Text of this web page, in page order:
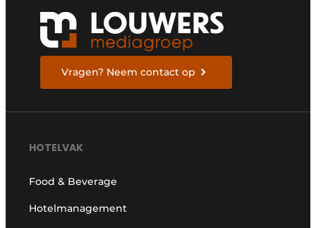
Vragen? Neem contact op
HOTELVAK
Food & Beverage
Hotelmanagement